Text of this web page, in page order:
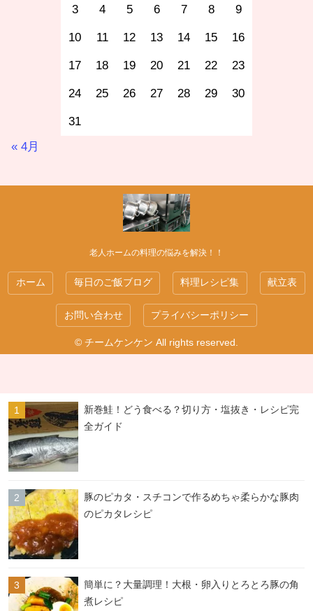
3 4 5 6 7 8 9
10 11 12 13 14 15 16
17 18 19 20 21 22 23
24 25 26 27 28 29 30
31
« 4月
老人ホームの料理の悩みを解決！！
ホーム 毎日のご飯ブログ 料理レシピ集 献立表
お問い合わせ プライバシーポリシー
© チームケンケン All rights reserved.
新巻鮭！どう食べる？切り方・塩抜き・レシピ完
全ガイド
豚のピカタ・スチコンで作るめちゃ柔らかな豚肉
のピカタレシピ
簡単に？大量調理！大根・卵入りとろとろ豚の角
煮レシピ